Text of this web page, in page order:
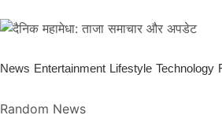
News Entertainment Lifestyle Technology
Random News